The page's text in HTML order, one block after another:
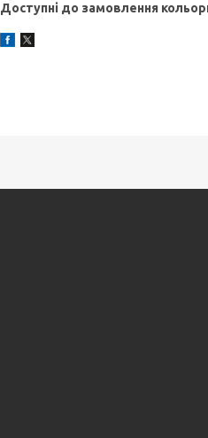
Доступні до замовлення